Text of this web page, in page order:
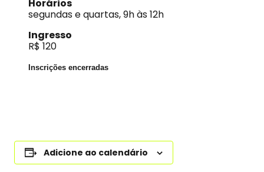
Horários
segundas e quartas, 9h às 12h
Ingresso
R$ 120
Inscrições encerradas
Adicione ao calendário